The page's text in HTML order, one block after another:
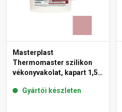
Masterplast
Thermomaster szilikon
vékonyvakolat, kapart 1,5
Gyártói készleten